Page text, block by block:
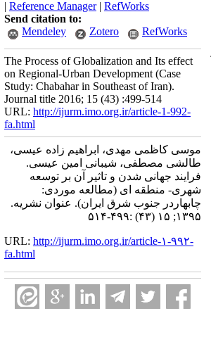
| Reference Manager| RefWorks
Send citation to:
Mendeley
Zotero RefWorks
The Process of Globalization and Its effect
on Regional-Urban Development (Case
Study: Chabahar in Southeast of Iran).
Journal title 2016; 15 (43) :499-514
URL: http://ijurm.imo.org.ir/article-1-992-
fa.html
موسی کاظمی مهدی، ابراهیم زاده عیسی،
طالشی مصطفی، شیبانی امین عیسی.
فرایند جهانی شدن و تاثیر آن بر توسعه
شهری- منطقه ای (مطالعه موردی:
چابهاردر جنوب شرق ایران). عنوان نشریه.
۱۳۹۵; ۱۵ (۴۳) :۴۹۹-۵۱۴
URL: http://ijurm.imo.org.ir/article-۱-۹۹۲-
fa.html